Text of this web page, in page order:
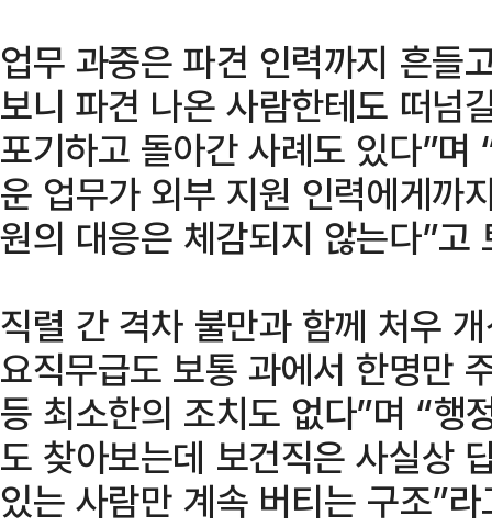
업무 과중은 파견 인력까지 흔들
보니 파견 나온 사람한테도 떠넘
포기하고 돌아간 사례도 있다”며
운 업무가 외부 지원 인력에게까
원의 대응은 체감되지 않는다”고
직렬 간 격차 불만과 함께 처우
요직무급도 보통 과에서 한명만
등 최소한의 조치도 없다”며 “행
도 찾아보는데 보건직은 사실상
있는 사람만 계속 버티는 구조”